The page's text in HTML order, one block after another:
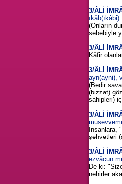
3/ÂLİ
ıkâb(ıkâbi).
(Onların
sebebiyle
3/ÂLİ
Kâfir
3/ÂLİ
ayn(ayni),
(Bedir
(bizzat)
sahipleri)
3/ÂLİ
İnsanlara,
şehvetleri
3/ÂLİ
ezvâcun
De ki:
nehirler